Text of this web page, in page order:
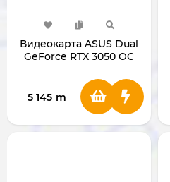
Видеокарта ASUS Dual
GeForce RTX 3050 OC
5 145 m